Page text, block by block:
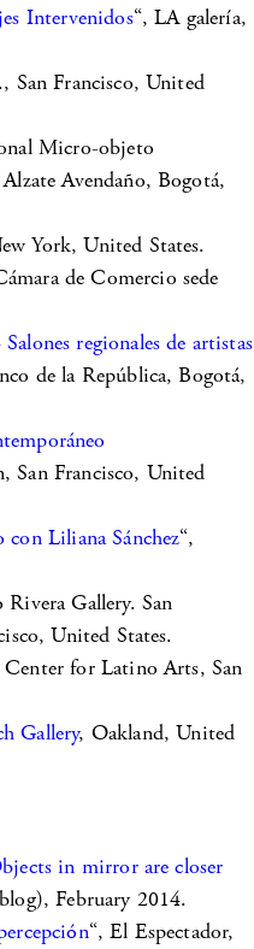
Intervenidos“, LA galería,
San Francisco, United
Micro-objeto
Avendaño, Bogotá,
York, United States.
de Comercio sede
regionales de artistas
de la República, Bogotá,
San Francisco, United
Liliana Sánchez“,
Rivera Gallery. San
United States.
for Latino Arts, San
Gallery, Oakland, United
in mirror are closer
February 2014.
“, El Espectador,